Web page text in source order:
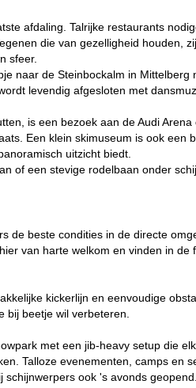
afdaling. Talrijke restaurants
die van gezelligheid houden,
sfeer.
naar de Steinbockalm in
levendig afgesloten met
is een bezoek aan de Audi
Een klein skimuseum is ook een
uitzicht biedt.
of een stevige rodelbaan onder
de beste condities in de directe
van harte welkom en vinden in
kickerlijn en eenvoudige
bij beetje wil verbeteren.
met een jib-heavy setup die
Talloze evenementen, camps en
ook 's avonds geopend.